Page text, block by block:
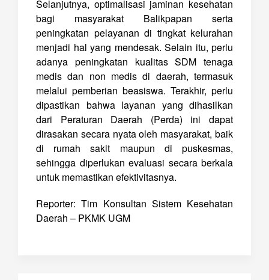
Selanjutnya, optimalisasi jaminan kesehatan
bagi masyarakat Balikpapan serta
peningkatan pelayanan di tingkat kelurahan
menjadi hal yang mendesak. Selain itu, perlu
adanya peningkatan kualitas SDM tenaga
medis dan non medis di daerah, termasuk
melalui pemberian beasiswa. Terakhir, perlu
dipastikan bahwa layanan yang dihasilkan
dari Peraturan Daerah (Perda) ini dapat
dirasakan secara nyata oleh masyarakat, baik
di rumah sakit maupun di puskesmas,
sehingga diperlukan evaluasi secara berkala
untuk memastikan efektivitasnya.
Reporter: Tim Konsultan Sistem Kesehatan
Daerah – PKMK UGM